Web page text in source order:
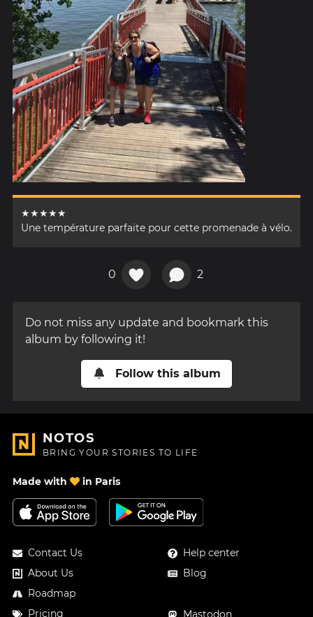
★★★★★
Une température parfaite pour cette promenade à vélo.
0 2
Do not miss any update and bookmark this
album by following it!
Follow this album
NOTOS
BRING YOUR STORIES TO LIFE
Made with in Paris
Contact Us
About Us
Roadmap
Pricing
Help center
Blog
Mastodon